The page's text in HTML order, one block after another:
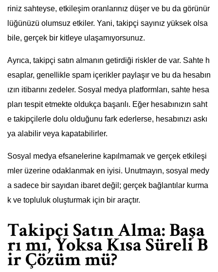
riniz sahteyse, etkileşim oranlarınız düşer ve bu da görünür
lüğünüzü olumsuz etkiler. Yani, takipçi sayınız yüksek olsa
bile, gerçek bir kitleye ulaşamıyorsunuz.
Ayrıca, takipçi satın almanın getirdiği riskler de var. Sahte h
esaplar, genellikle spam içerikler paylaşır ve bu da hesabın
ızın itibarını zedeler. Sosyal medya platformları, sahte hesa
pları tespit etmekte oldukça başarılı. Eğer hesabınızın saht
e takipçilerle dolu olduğunu fark ederlerse, hesabınızı askı
ya alabilir veya kapatabilirler.
Sosyal medya efsanelerine kapılmamak ve gerçek etkileşi
mler üzerine odaklanmak en iyisi. Unutmayın, sosyal medy
a sadece bir sayıdan ibaret değil; gerçek bağlantılar kurma
k ve topluluk oluşturmak için bir araçtır.
Takipçi Satın Alma: Başa
rı mı, Yoksa Kısa Süreli B
ir Çözüm mü?